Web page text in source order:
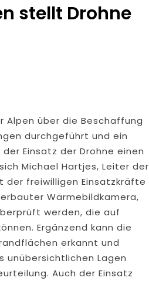
stellt Drohne
Alpen über die Beschaffung
durchgeführt und ein
Einsatz der Drohne einen
Michael Hartjes, Leiter der
der freiwilligen Einsatzkräfte
Wärmebildkamera,
werden, die auf
Ergänzend kann die
erkannt und
unübersichtlichen Lagen
Auch der Einsatz